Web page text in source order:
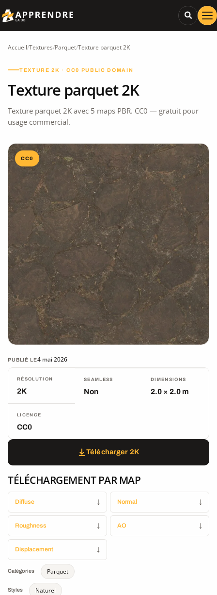
Accueil/Textures/Parquet/Texture parquet 2K
TEXTURE 2K · CC0 PUBLIC DOMAIN
Texture parquet 2K
Texture parquet 2K avec 5 maps PBR. CC0 — gratuit pour
usage commercial.
CC0
PUBLIÉ LE4 mai 2026
RÉSOLUTION
2K
SEAMLESS
Non
DIMENSIONS
2.0 × 2.0 m
LICENCE
CC0
Télécharger 2K
TÉLÉCHARGEMENT PAR MAP
Diffuse ↓ Normal ↓
Roughness ↓ AO ↓
Displacement ↓
Catégories Parquet
Styles Naturel